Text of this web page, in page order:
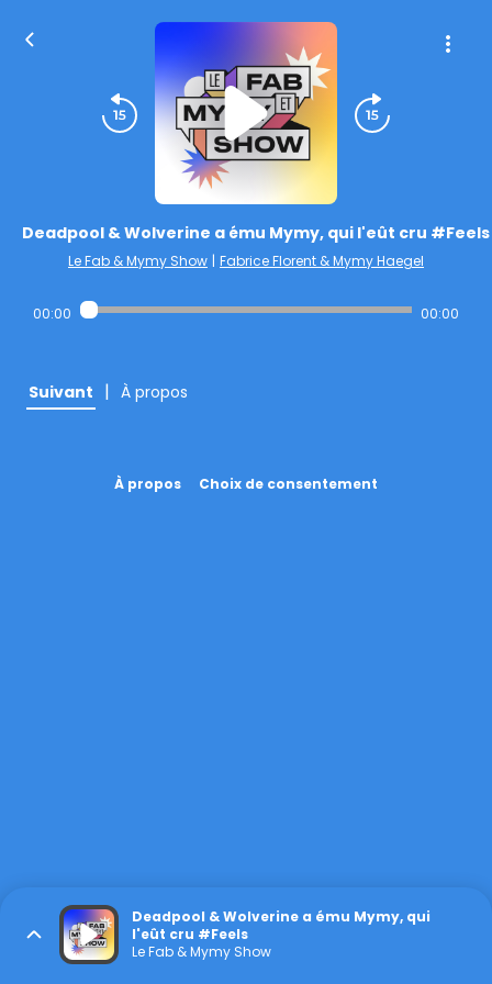
Deadpool & Wolverine a ému Mymy, qui l'eût cru #Feels
Le Fab & Mymy Show | Fabrice Florent & Mymy Haegel
00:00 00:00
Suivant | À propos
À propos Choix de consentement
Deadpool & Wolverine a ému Mymy, qui
l'eût cru #Feels
Le Fab & Mymy Show